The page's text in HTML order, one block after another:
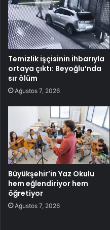
Temizlik işçisinin ihbarıyla
ortaya çıktı: Beyoğlu’nda
sır ölüm
Ağustos 7, 2026
Büyükşehir’in Yaz Okulu
hem eğlendiriyor hem
öğretiyor
Ağustos 7, 2026